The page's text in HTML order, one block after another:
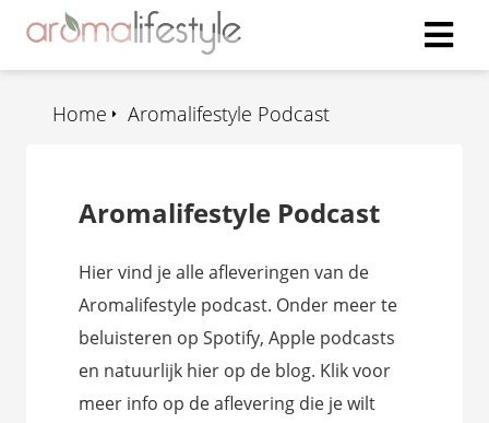
Aromalifestyle Podcast
Home
Aromalifestyle Podcast
Hier vind je alle afleveringen van de
Aromalifestyle podcast. Onder meer te
beluisteren op Spotify, Apple podcasts
en natuurlijk hier op de blog. Klik voor
meer info op de aflevering die je wilt